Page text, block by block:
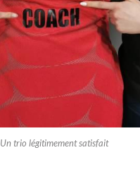
Un trio légitimement satisfait